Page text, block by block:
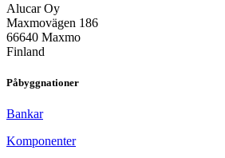
Alucar Oy
Maxmovägen 186
66640 Maxmo
Finland
Påbyggnationer
Bankar
Komponenter